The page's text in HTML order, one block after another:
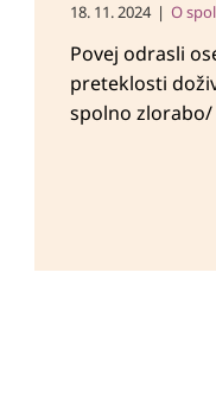
18. 11. 2024 | O
Povej odrasli
preteklosti
spolno zlorabo/